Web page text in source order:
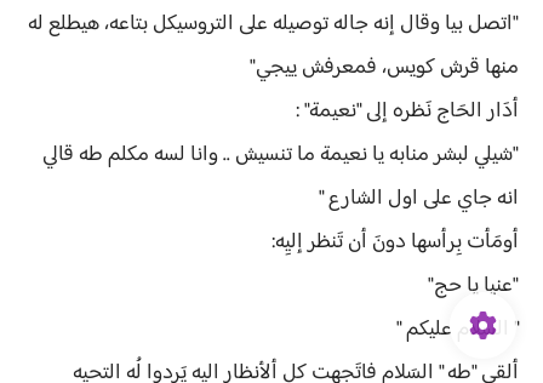
"اتصل بيا وقال إنه جاله توصيله على التروسيكل بتاعه، هيطلع له
منها قرش كويس، فمعرفش ييجي"
أدَار الحَاج نَظره إلى "نعيمة" :
"شيلي لبشر منابه يا نعيمة ما تنسيش .. وانا لسه مكلم طه قالي
انه جاي على اول الشارع "
أومَأت بِرأسها دونَ أن تَنظر إليِه:
"عنيا يا حج"
" السلام عليكم "
ألقى "طه " السَلام فاتَجهت كل ألأنظار اليِه يَردوا لُه التحيه